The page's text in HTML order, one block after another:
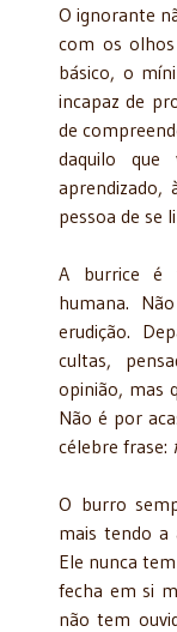
O ignorante
com os
básico, o
incapaz de
de
daquilo
aprendizado,
pessoa de se
A burrice é
humana.
erudição.
cultas,
opinião, mas
Não é por
célebre frase:
O burro
mais tendo a
Ele nunca
fecha em si
não tem